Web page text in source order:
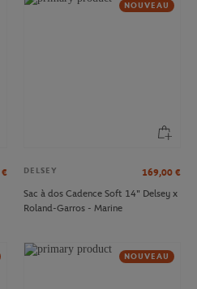
€
NOUVEAU
DELSEY 169,00 €
Sac à dos Cadence Soft 14" Delsey x
Roland-Garros - Marine
NOUVEAU